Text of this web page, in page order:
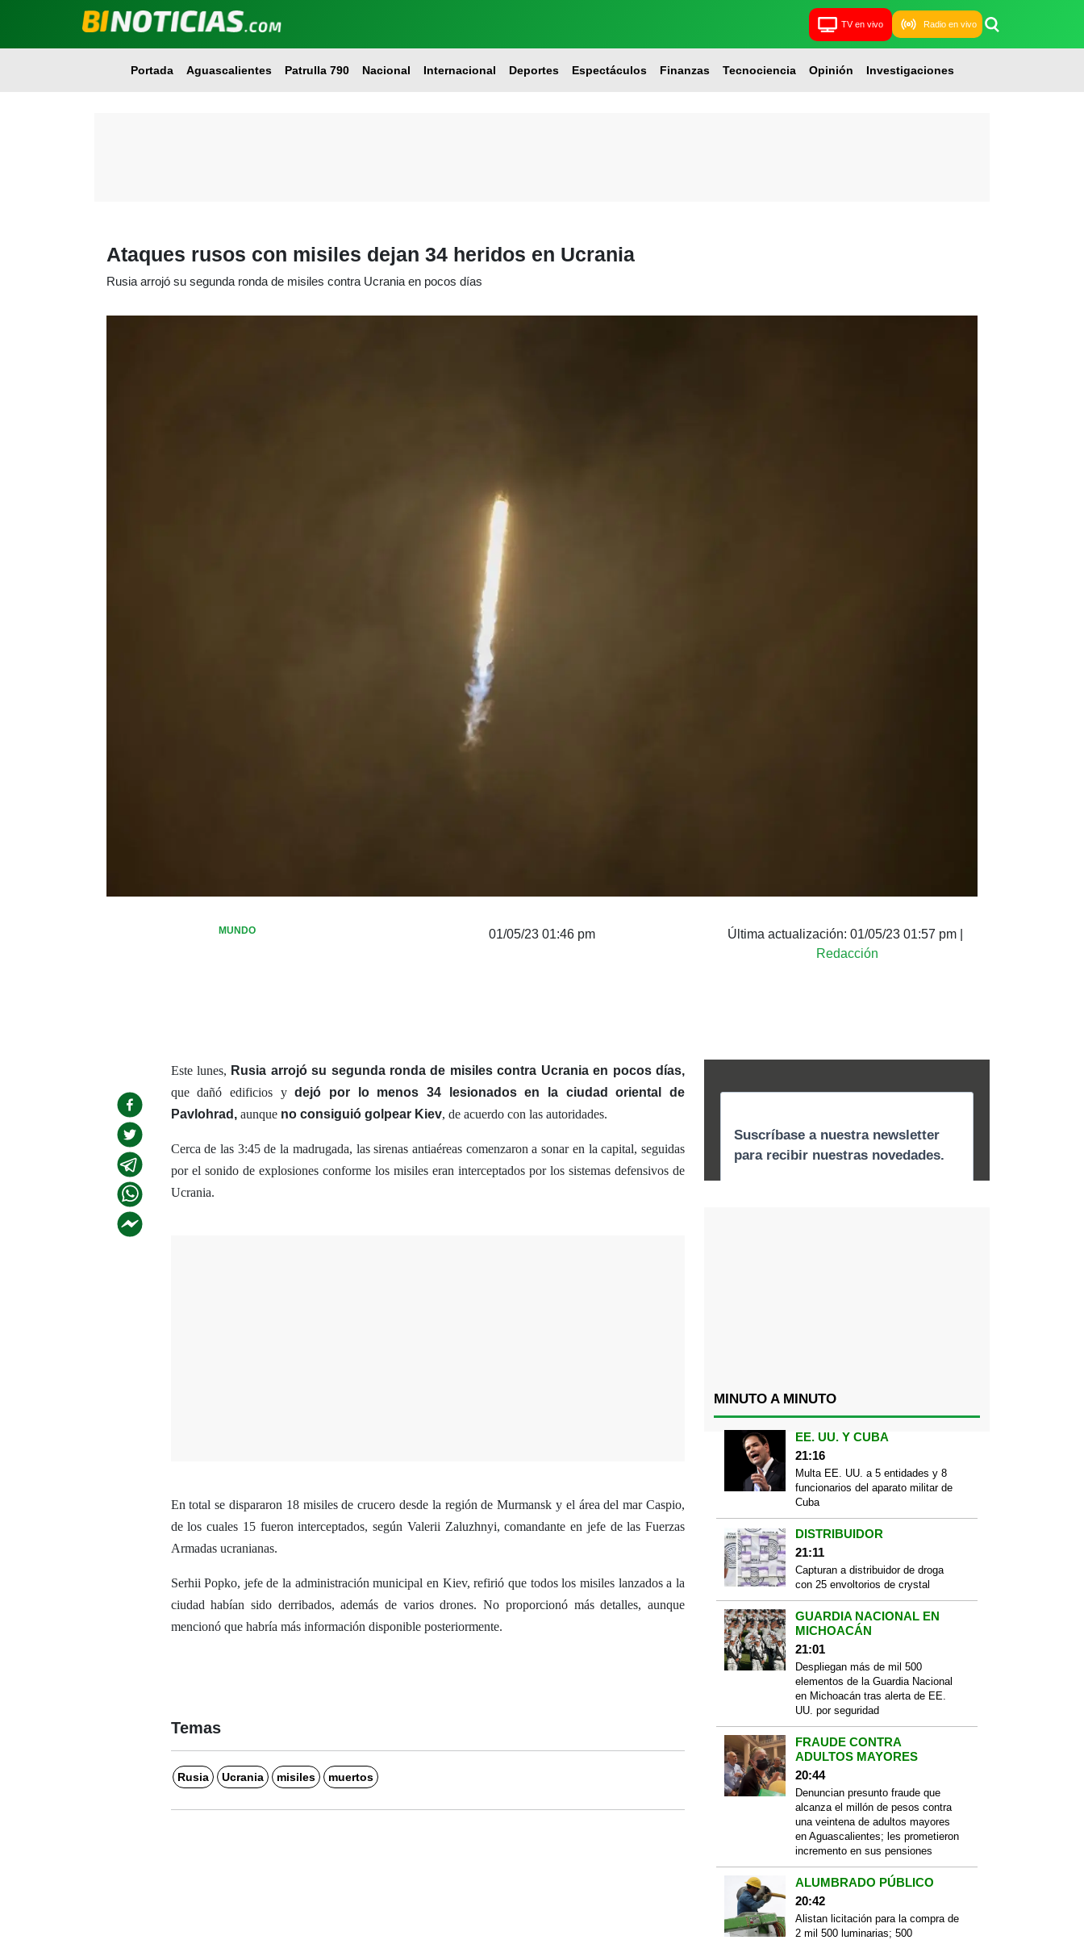
TV en vivo Radio en vivo
Portada Aguascalientes Patrulla 790 Nacional Internacional Deportes Espectáculos Finanzas Tecnociencia Opinión Investigaciones
Ataques rusos con misiles dejan 34 heridos en Ucrania
Rusia arrojó su segunda ronda de misiles contra Ucrania en pocos días
MUNDO 01/05/23 01:46 pm Última actualización: 01/05/23 01:57 pm
Redacción
Este lunes, Rusia arrojó su segunda ronda de misiles contra Ucrania en pocos días,
que dañó edificios ydejó por lo menos 34 lesionados en la ciudad oriental de
Pavlohrad,aunque no consiguió golpear Kiev, de acuerdo con las autoridades.
Cerca de las 3:45 de la madrugada, las sirenas antiaéreas comenzaron a sonar en la capital, seguidas
por el sonido de explosiones conforme los misiles eran interceptados por los sistemas defensivos de
Ucrania.
En total se dispararon 18 misiles de crucero desde la región de Murmansk y el área del mar Caspio,
de los cuales 15 fueron interceptados, según Valerii Zaluzhnyi, comandante en jefe de las Fuerzas
Armadas ucranianas.
Serhii Popko, jefe de la administración municipal en Kiev, refirió que todos los misiles lanzados a la
ciudad habían sido derribados, además de varios drones. No proporcionó más detalles, aunque
mencionó que habría más información disponible posteriormente.
Temas
Rusia Ucrania misiles muertos
MINUTO A MINUTO
EE. UU. Y CUBA
21:16
Multa EE. UU. a 5 entidades y 8
funcionarios del aparato militar de
Cuba
DISTRIBUIDOR
21:11
Capturan a distribuidor de droga
con 25 envoltorios de crystal
GUARDIA NACIONAL EN
MICHOACÁN
21:01
Despliegan más de mil 500
elementos de la Guardia Nacional
en Michoacán tras alerta de EE.
UU. por seguridad
FRAUDE CONTRA
ADULTOS MAYORES
20:44
Denuncian presunto fraude que
alcanza el millón de pesos contra
una veintena de adultos mayores
en Aguascalientes; les prometieron
incremento en sus pensiones
ALUMBRADO PÚBLICO
20:42
Alistan licitación para la compra de
2 mil 500 luminarias; 500